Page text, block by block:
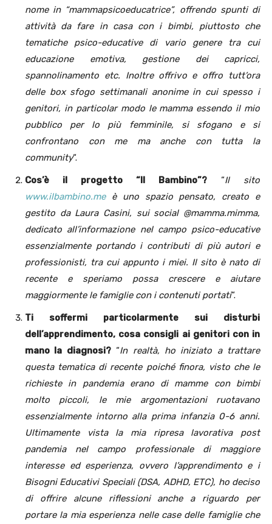
nome in “mammapsicoeducatrice”, offrendo spunti di
attività da fare in casa con i bimbi, piuttosto che
tematiche psico-educative di vario genere tra cui
educazione emotiva, gestione dei capricci,
spannolinamento etc. Inoltre offrivo e offro tutt’ora
delle box sfogo settimanali anonime in cui spesso i
genitori, in particolar modo le mamma essendo il mio
pubblico per lo più femminile, si sfogano e si
confrontano con me ma anche con tutta la
community“.
Cos’è il progetto “Il Bambino”? “Il sito
www.ilbambino.meè uno spazio pensato, creato e
gestito da Laura Casini, sui social @mamma.mimma,
dedicato all’informazione nel campo psico-educative
essenzialmente portando i contributi di più autori e
professionisti, tra cui appunto i miei. Il sito è nato di
recente e speriamo possa crescere e aiutare
maggiormente le famiglie con i contenuti portati“.
Ti soffermi particolarmente sui disturbi
dell’apprendimento, cosa consigli ai genitori con in
mano la diagnosi?“In realtà, ho iniziato a trattare
questa tematica di recente poiché finora, visto che le
richieste in pandemia erano di mamme con bimbi
molto piccoli, le mie argomentazioni ruotavano
essenzialmente intorno alla prima infanzia 0-6 anni.
Ultimamente vista la mia ripresa lavorativa post
pandemia nel campo professionale di maggiore
interesse ed esperienza, ovvero l’apprendimento e i
Bisogni Educativi Speciali (DSA, ADHD, ETC), ho deciso
di offrire alcune riflessioni anche a riguardo per
portare la mia esperienza nelle case delle famiglie che